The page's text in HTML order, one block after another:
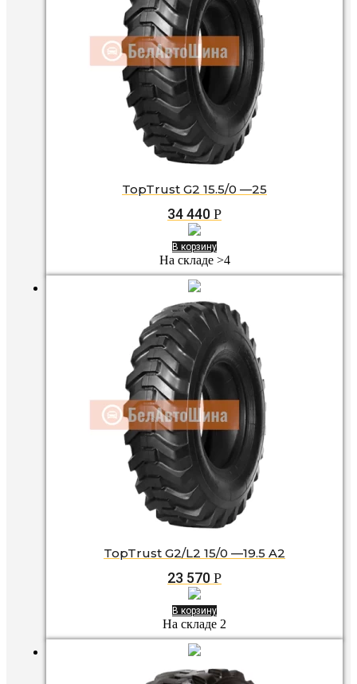
TopTrust G2 15.5/0 —25
34 440 Р
В корзину
На складе >4
TopTrust G2/L2 15/0 —19.5 A2
23 570 Р
В корзину
На складе 2